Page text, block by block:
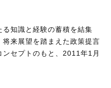
知識と経験の蓄積を結集
来展望を踏まえた政策提言
セプトのもと、2011年1月